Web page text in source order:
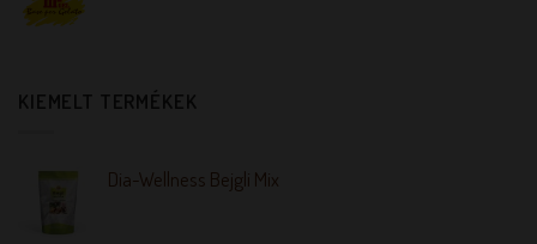
KIEMELT TERMÉKEK
Dia-Wellness Bejgli Mix